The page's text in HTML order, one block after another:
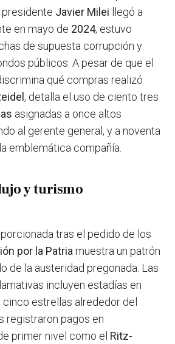
presidente Javier Milei llegó a
en mayo de 2024, estuvo
de supuesta corrupción y
públicos. A pesar de que el
qué compras realizó
, detalla el uso de ciento tres
asignadas a once altos
al gerente general, y a noventa
emblemática compañía.
y turismo
tras el pedido de los
por la Patria muestra un patrón
de la austeridad pregonada. Las
incluyen estadías en
estrellas alrededor del
registraron pagos en
primer nivel como el Ritz-